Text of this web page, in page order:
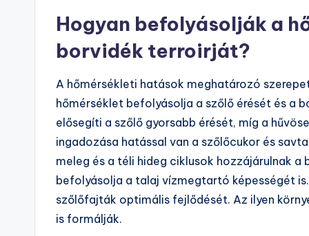
Hogyan befolyásolják a
borvidék terroirját?
A hőmérsékleti hatások meghatározó
hőmérséklet befolyásolja a szőlő érését és a
elősegíti a szőlő gyorsabb érését, míg a
ingadozása hatással van a szőlőcukor és
meleg és a téli hideg ciklusok hozzájárulnak
befolyásolja a talaj vízmegtartó képességét
szőlőfajták optimális fejlődését. Az ilyen
is formálják.